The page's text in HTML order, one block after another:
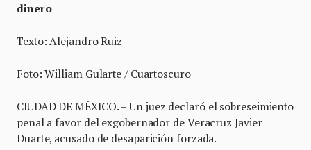
dinero
Texto: Alejandro Ruiz
Foto: William Gularte / Cuartoscuro
CIUDAD DE MÉXICO. – Un juez declaró el sobreseimiento
penal a favor del exgobernador de Veracruz Javier
Duarte, acusado de desaparición forzada.